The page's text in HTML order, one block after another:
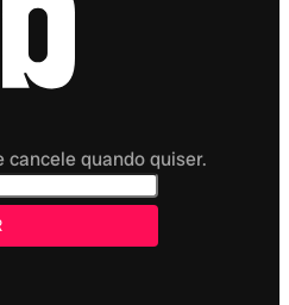
quando quiser.